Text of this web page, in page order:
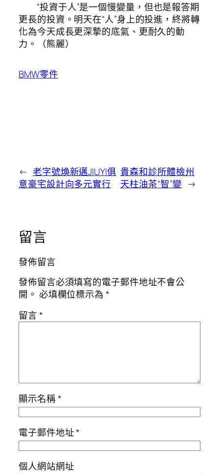
“投資于人”是一個慢變量，但也是報答期
更長的投資。明天在“人”身上的投進，終將轉
化為今天成長更深摯的底氣、更耐久的動
力。（熊麗）
BMW零件
← 老字號煥新邁JIUYI俱
意豪宅設計向多元實行
貴森和診所體檢州
天柱油茶“智”變 →
留言
發佈留言
發佈留言必須填寫的電子郵件地址不會公
開。 必填欄位標示為*
留言*
顯示名稱*
電子郵件地址*
個人網站網址